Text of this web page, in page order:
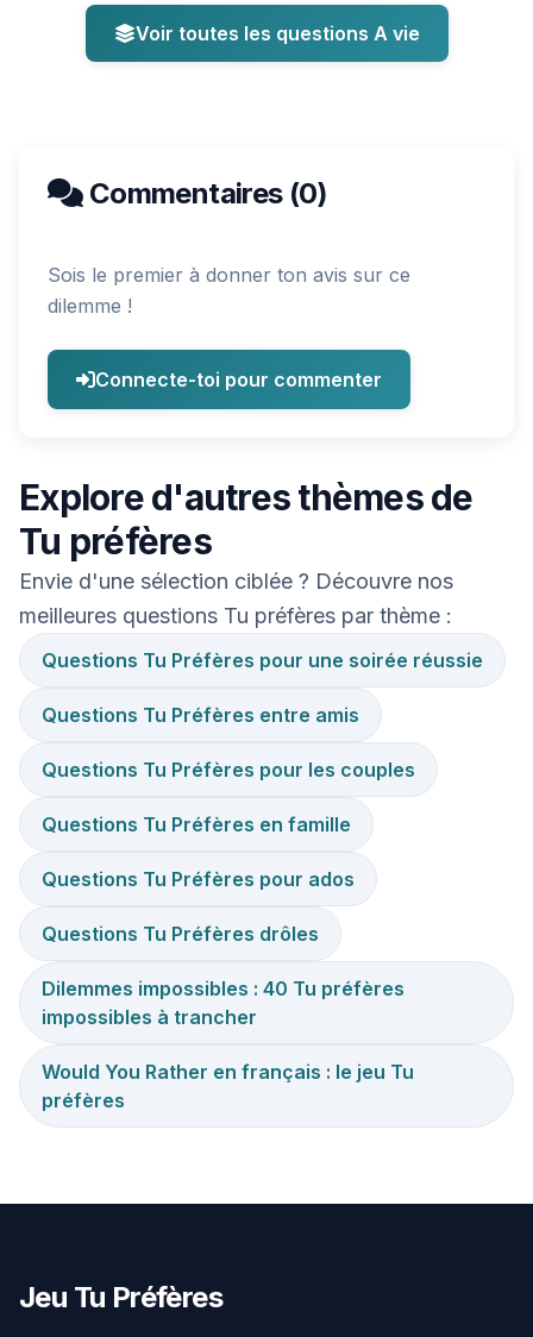
Voir toutes les questions A vie
Commentaires (0)
Sois le premier à donner ton avis sur ce
dilemme !
Connecte-toi pour commenter
Explore d'autres thèmes de
Tu préfères
Envie d'une sélection ciblée ? Découvre nos
meilleures questions Tu préfères par thème :
Questions Tu Préfères pour une soirée réussie
Questions Tu Préfères entre amis
Questions Tu Préfères pour les couples
Questions Tu Préfères en famille
Questions Tu Préfères pour ados
Questions Tu Préfères drôles
Dilemmes impossibles : 40 Tu préfères
impossibles à trancher
Would You Rather en français : le jeu Tu
préfères
Jeu Tu Préfères